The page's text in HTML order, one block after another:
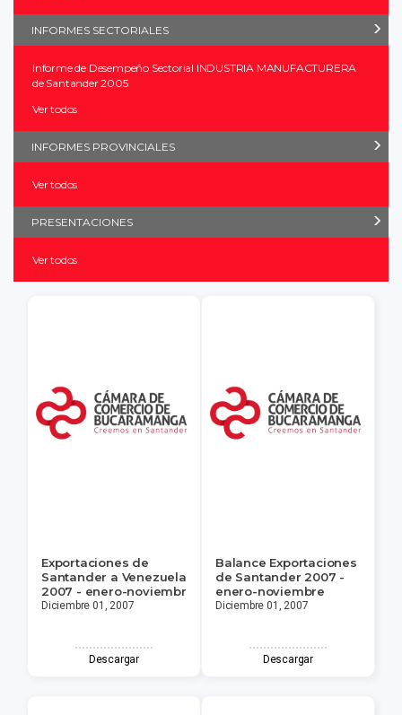
INFORMES SECTORIALES
Informe de Desempeño Sectorial INDUSTRIA MANUFACTURERA
de Santander 2005
Ver todos
INFORMES PROVINCIALES
Ver todos
PRESENTACIONES
Ver todos
Exportaciones de
Santander a Venezuela
2007 - enero-noviembr
Diciembre 01, 2007
Descargar
Balance Exportaciones
de Santander 2007 -
enero-noviembre
Diciembre 01, 2007
Descargar